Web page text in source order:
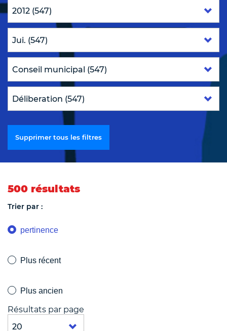
Supprimer tous les filtres
500 résultats
Trier par :
pertinence
Plus récent
Plus ancien
Résultats par page